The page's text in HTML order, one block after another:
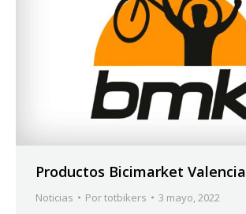
Productos Bicimarket Valencia
Noticias Portotbikers 3 mayo, 2022